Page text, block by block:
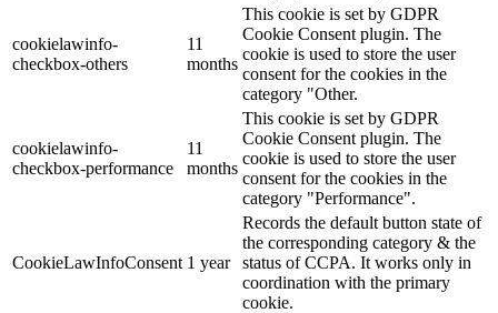
cookielawinfo-
checkbox-others
11
months
This cookie is set by GDPR
Cookie Consent plugin. The
cookie is used to store the user
consent for the cookies in the
category "Other.
cookielawinfo-
checkbox-performance
11
months
This cookie is set by GDPR
Cookie Consent plugin. The
cookie is used to store the user
consent for the cookies in the
category "Performance".
CookieLawInfoConsent 1 year
Records the default button state of
the corresponding category & the
status of CCPA. It works only in
coordination with the primary
cookie.